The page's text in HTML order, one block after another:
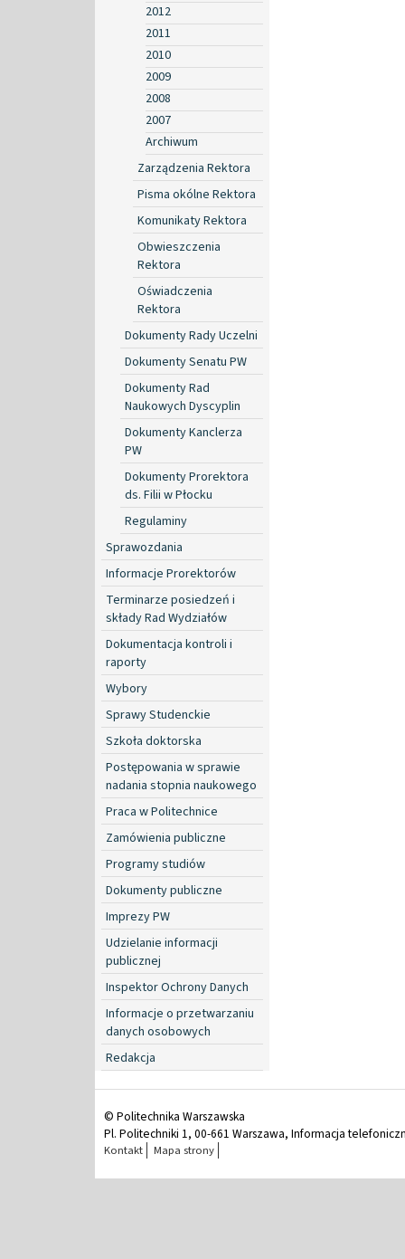
2012
2011
2010
2009
2008
2007
Archiwum
Zarządzenia Rektora
Pisma okólne Rektora
Komunikaty Rektora
Obwieszczenia
Rektora
Oświadczenia
Rektora
Dokumenty Rady Uczelni
Dokumenty Senatu PW
Dokumenty Rad
Naukowych Dyscyplin
Dokumenty Kanclerza
PW
Dokumenty Prorektora
ds. Filii w Płocku
Regulaminy
Sprawozdania
Informacje Prorektorów
Terminarze posiedzeń i
składy Rad Wydziałów
Dokumentacja kontroli i
raporty
Wybory
Sprawy Studenckie
Szkoła doktorska
Postępowania w sprawie
nadania stopnia naukowego
Praca w Politechnice
Zamówienia publiczne
Programy studiów
Dokumenty publiczne
Imprezy PW
Udzielanie informacji
publicznej
Inspektor Ochrony Danych
Informacje o przetwarzaniu
danych osobowych
Redakcja
© Politechnika Warszawska
Pl. Politechniki 1, 00-661 Warszawa, Informacja
Kontakt Mapa strony